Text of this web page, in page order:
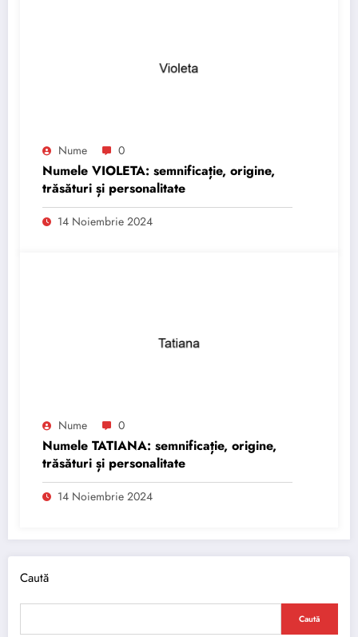
Nume 0
Numele VIOLETA: semnificație, origine,
trăsături și personalitate
14 Noiembrie 2024
Nume 0
Numele TATIANA: semnificație, origine,
trăsături și personalitate
14 Noiembrie 2024
Caută
Caută